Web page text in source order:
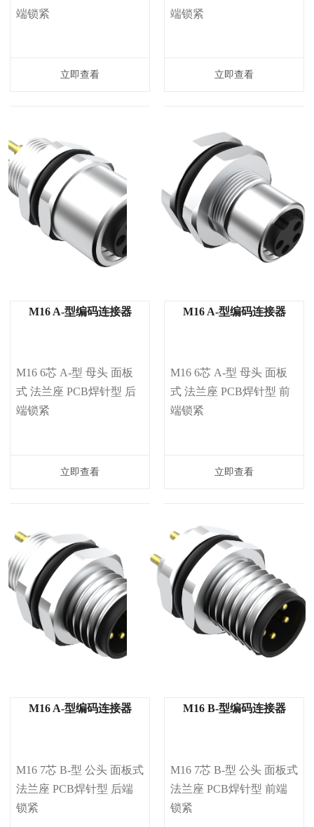
端锁紧
立即查看
端锁紧
立即查看
M16 A-型编码连接器
M16 6芯 A-型 母头 面板
式 法兰座 PCB焊针型 后
端锁紧
立即查看
M16 A-型编码连接器
M16 6芯 A-型 母头 面板
式 法兰座 PCB焊针型 前
端锁紧
立即查看
M16 A-型编码连接器
M16 7芯 B-型 公头 面板式
法兰座 PCB焊针型 后端
锁紧
M16 B-型编码连接器
M16 7芯 B-型 公头 面板式
法兰座 PCB焊针型 前端
锁紧